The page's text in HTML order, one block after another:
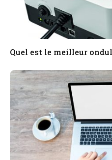
Quel est le meilleur